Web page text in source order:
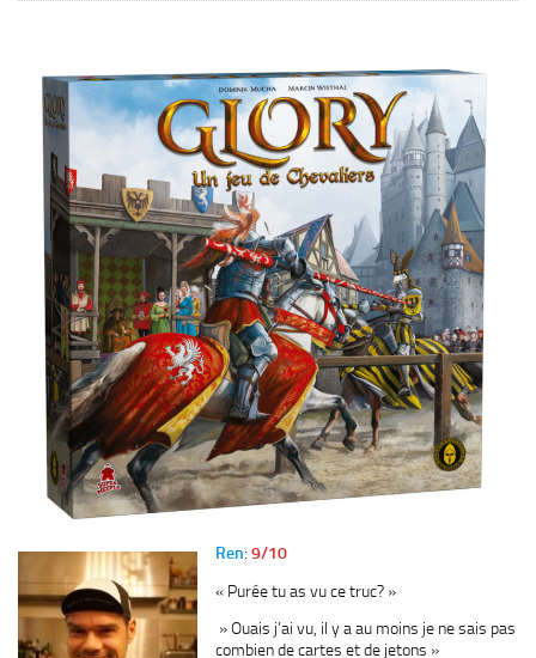
Ren: 9/10
« Purée tu as vu ce truc? »
» Ouais j’ai vu, il y a au moins je ne sais pas
combien de cartes et de jetons »